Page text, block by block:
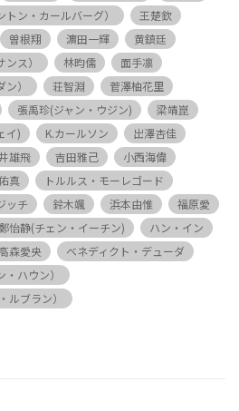
ン・カールバーグ）
王楚欽
曽根翔 濵田一輝
黄鎮廷
ス） 林昀儒
面手凛
） 荘智淵
菅澤柚花里
張禹珍(ジャン・ウジン)
梁靖崑
イ)
K.カールソン
出澤杏佳
雄飛 吉田雅己
小西海偉
真
トルルス・モーレゴード
ッチ 鈴木颯 浜本由惟
福原愛
怡静(チェン・イーチン)
ハン・イン
高森愛央
ベネディクト・デューダ
ハウン）
ルブラン）